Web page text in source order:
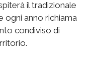
il tradizionale
ogni anno richiama
condiviso di